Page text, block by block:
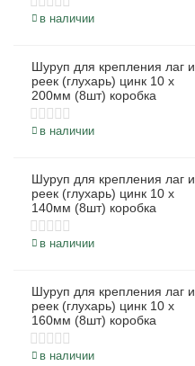
в наличии
Шуруп для крепления лаг и
реек (глухарь) цинк 10 х
200мм (8шт) коробка
в наличии
Шуруп для крепления лаг и
реек (глухарь) цинк 10 х
140мм (8шт) коробка
в наличии
Шуруп для крепления лаг и
реек (глухарь) цинк 10 х
160мм (8шт) коробка
в наличии